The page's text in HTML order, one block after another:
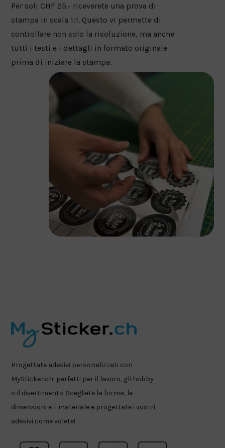
Per soli CHF 25.- riceverete una prova di
stampa in scala 1:1. Questo vi permette di
controllare non solo la risoluzione, ma anche
tutti i testi e i dettagli in formato originale
prima di iniziare la stampa.
Progettate adesivi personalizzati con
MySticker.ch: perfetti per il lavoro, gli hobby
o il divertimento. Scegliete la forma, le
dimensioni e il materiale e progettate i vostri
adesivi come volete!